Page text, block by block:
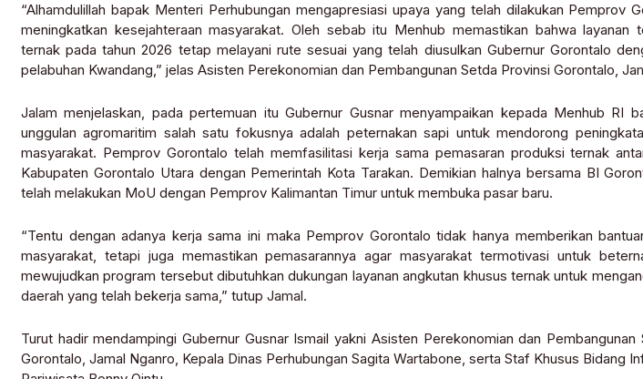
“Alhamdulillah bapak Menteri Perhubungan mengapresiasi upaya yang telah dilakukan Pemprov
meningkatkan kesejahteraan masyarakat. Oleh sebab itu Menhub memastikan bahwa layanan
ternak pada tahun 2026 tetap melayani rute sesuai yang telah diusulkan Gubernur Gorontalo
pelabuhan Kwandang,” jelas Asisten Perekonomian dan Pembangunan Setda Provinsi Gorontalo,
Jalam menjelaskan, pada pertemuan itu Gubernur Gusnar menyampaikan kepada Menhub RI
unggulan agromaritim salah satu fokusnya adalah peternakan sapi untuk mendorong
masyarakat. Pemprov Gorontalo telah memfasilitasi kerja sama pemasaran produksi ternak
Kabupaten Gorontalo Utara dengan Pemerintah Kota Tarakan. Demikian halnya bersama BI
telah melakukan MoU dengan Pemprov Kalimantan Timur untuk membuka pasar baru.
“Tentu dengan adanya kerja sama ini maka Pemprov Gorontalo tidak hanya memberikan
masyarakat, tetapi juga memastikan pemasarannya agar masyarakat termotivasi untuk
mewujudkan program tersebut dibutuhkan dukungan layanan angkutan khusus ternak untuk
daerah yang telah bekerja sama,” tutup Jamal.
Turut hadir mendampingi Gubernur Gusnar Ismail yakni Asisten Perekonomian dan Pembangunan
Gorontalo, Jamal Nganro, Kepala Dinas Perhubungan Sagita Wartabone, serta Staf Khusus Bidang